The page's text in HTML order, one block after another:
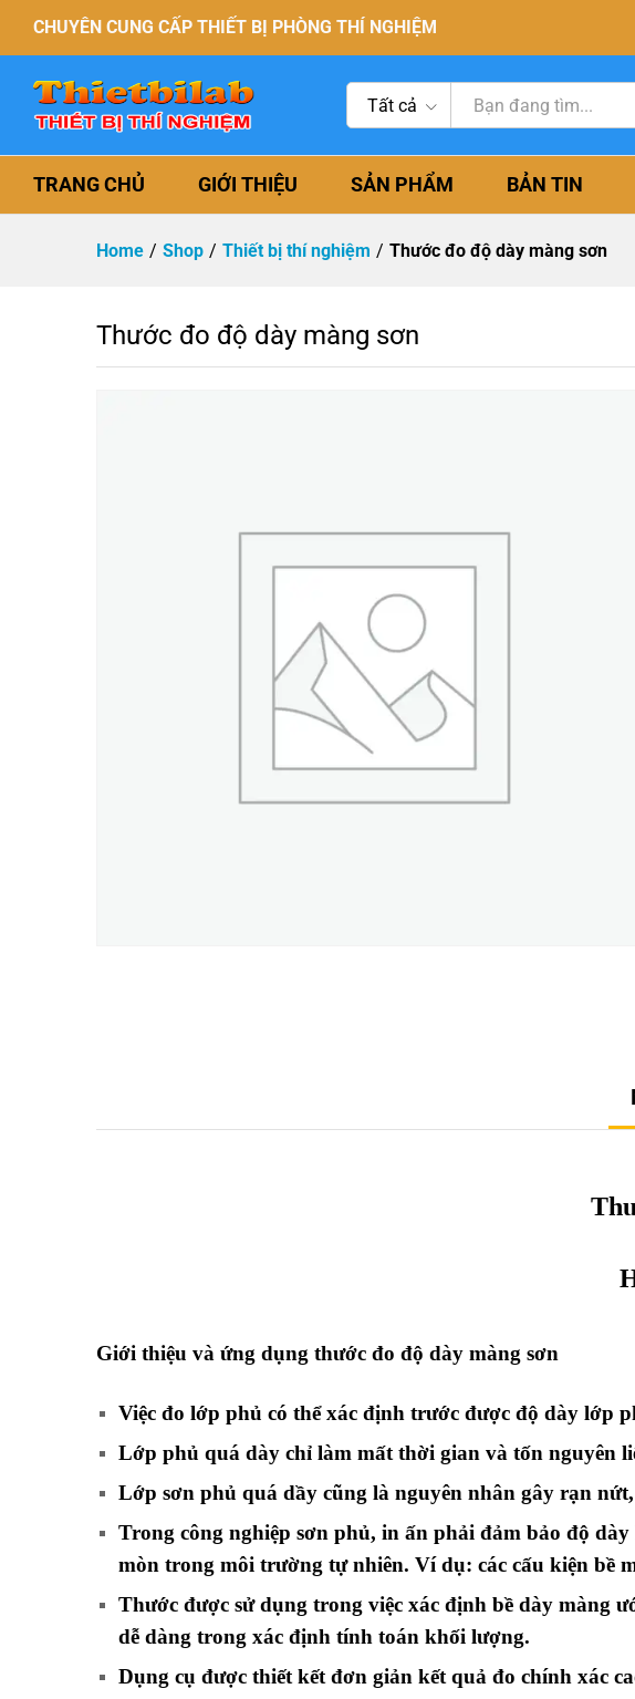
CHUYÊN CUNG CẤP THIẾT BỊ PHÒNG THÍ NGHIỆM
Tất cả
TRANG CHỦ GIỚI THIỆU SẢN PHẨM BẢN TIN
Home / Shop / Thiết bị thí nghiệm / Thước đo độ dày màng sơn
Thước đo độ dày màng sơn
Giới thiệu và ứng dụng thước đo độ dày màng sơn
Việc đo lớp phủ có thể xác định trước được độ dày lớp
Lớp phủ quá dày chỉ làm mất thời gian và tốn nguyên
Lớp sơn phủ quá dầy cũng là nguyên nhân gây rạn
Trong công nghiệp sơn phủ, in ấn phải đảm bảo độ
mòn trong môi trường tự nhiên. Ví dụ: các cấu kiện
Thước được sử dụng trong việc xác định bề dày màng
dễ dàng trong xác định tính toán khối lượng.
Dụng cụ được thiết kết đơn giản kết quả đo chính xác